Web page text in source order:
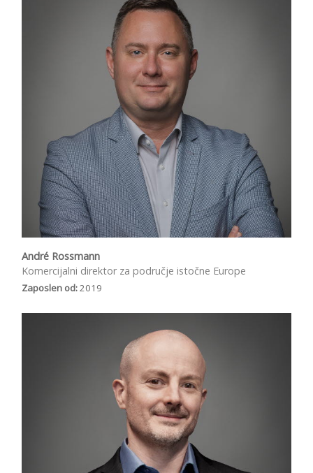
André Rossmann
Komercijalni direktor za područje istočne Europe
Zaposlen od:2019